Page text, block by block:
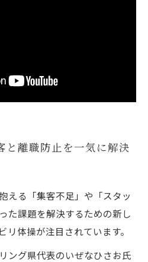
と離職防止を一気に解決
える「集客不足」や「スタッ
た課題を解決するための新し
リ体操が注目されています。
ング県代表のいぜなひさお氏